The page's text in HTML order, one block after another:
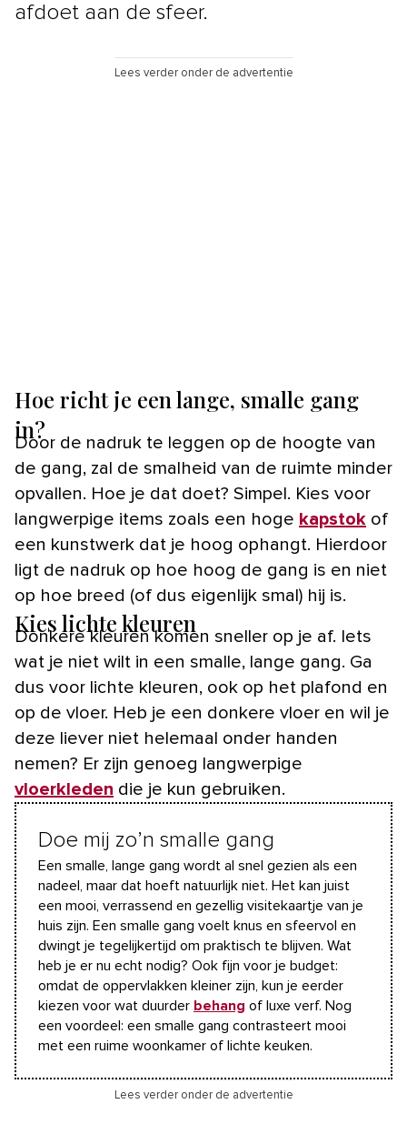
afdoet aan de sfeer.
Lees verder onder de advertentie
Hoe richt je een lange, smalle gang
in?
Door de nadruk te leggen op de hoogte van
de gang, zal de smalheid van de ruimte minder
opvallen. Hoe je dat doet? Simpel. Kies voor
langwerpige items zoals een hoge kapstok of
een kunstwerk dat je hoog ophangt. Hierdoor
ligt de nadruk op hoe hoog de gang is en niet
op hoe breed (of dus eigenlijk smal) hij is.
Kies lichte kleuren
Donkere kleuren komen sneller op je af. Iets
wat je niet wilt in een smalle, lange gang. Ga
dus voor lichte kleuren, ook op het plafond en
op de vloer. Heb je een donkere vloer en wil je
deze liever niet helemaal onder handen
nemen? Er zijn genoeg langwerpige
vloerkleden die je kun gebruiken.
Doe mij zo’n smalle gang
Een smalle, lange gang wordt al snel gezien als een
nadeel, maar dat hoeft natuurlijk niet. Het kan juist
een mooi, verrassend en gezellig visitekaartje van je
huis zijn. Een smalle gang voelt knus en sfeervol en
dwingt je tegelijkertijd om praktisch te blijven. Wat
heb je er nu echt nodig? Ook fijn voor je budget:
omdat de oppervlakken kleiner zijn, kun je eerder
kiezen voor wat duurder behang of luxe verf. Nog
een voordeel: een smalle gang contrasteert mooi
met een ruime woonkamer of lichte keuken.
Lees verder onder de advertentie